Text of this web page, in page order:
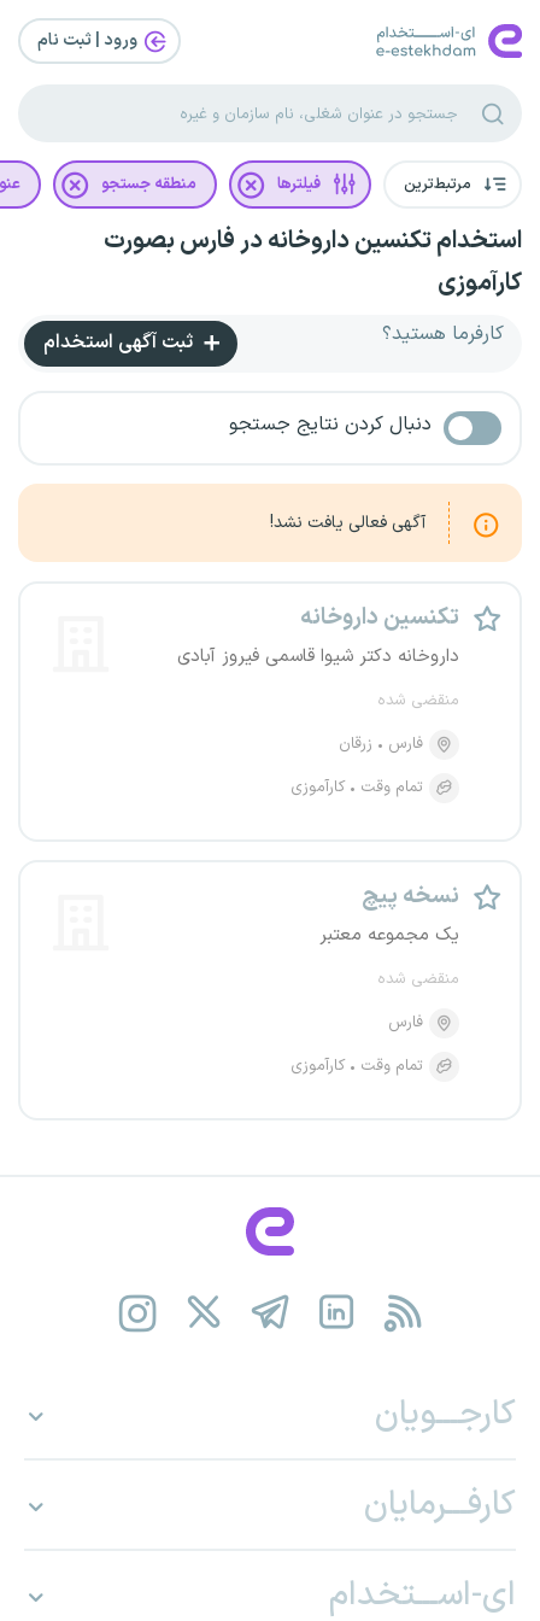
ورود | ثبت‌ نام
مرتبط‌ترین فیلترها منطقه جستجو
استخدام تکنسین داروخانه در فارس بصورت
کارآموزی
کارفرما هستید؟ ثبت آگهی استخدام
دنبال کردن نتایج جستجو
آگهی فعالی یافت نشد!
تکنسین داروخانه
داروخانه دکتر شیوا قاسمی فیروز آبادی
منقضی شده
فارس
زرقان
تمام وقت
کارآموزی
نسخه پیچ
یک مجموعه معتبر
منقضی شده
فارس
تمام وقت
کارآموزی
کارجـــویان
کارفـــرمایان
ای-اســـتخدام